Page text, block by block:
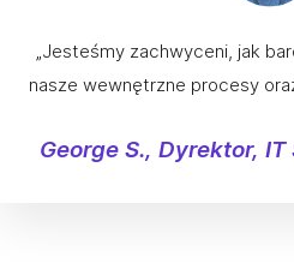
„Jesteśmy zachwyceni, jak
nasze wewnętrzne procesy
George S., Dyrektor,